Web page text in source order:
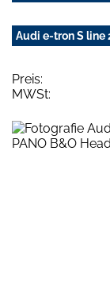
Audi e-tron S line
Preis:
MWSt: